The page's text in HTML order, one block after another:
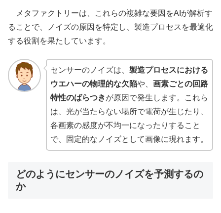
メタファクトリーは、これらの複雑な要因をAIが解析す
ることで、ノイズの原因を特定し、製造プロセスを最適化
する役割を果たしています。
センサーのノイズは、 製造プロセスにおける
ウエハーの物理的な欠陥や、 画素ごとの回路
特性のばらつきが原因で発生します。これら
は、光が当たらない場所で電荷が生じたり、
各画素の感度が不均一になったりすること
で、固定的なノイズとして画像に現れます。
どのようにセンサーのノイズを予測するの
か